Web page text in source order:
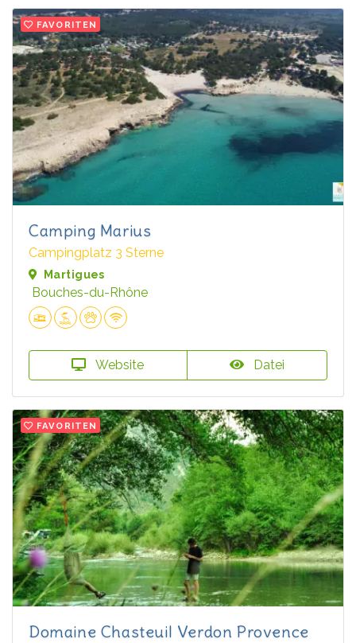
FAVORITEN
Camping Marius
Campingplatz 3 Sterne
Martigues
Bouches-du-Rhône
Website Datei
FAVORITEN
Domaine Chasteuil Verdon Provence